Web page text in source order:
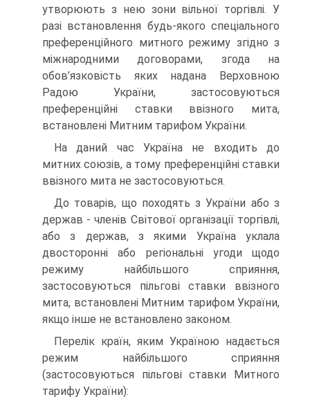
утворюють з нею зони вільної торгівлі. У
разі встановлення будь-якого спеціального
преференційного митного режиму згідно з
міжнародними договорами, згода на
обов’язковість яких надана Верховною
Радою України, застосовуються
преференційні ставки ввізного мита,
встановлені Митним тарифом України.
На даний час Україна не входить до
митних союзів, а тому преференційні ставки
ввізного мита не застосовуються.
До товарів, що походять з України або з
держав - членів Світової організації торгівлі,
або з дер­жав, з якими Україна уклала
двосторонні або регіональні угоди щодо
режиму найбільшого сприяння,
застосовуються пільгові ставки ввізного
мита, встановлені Митним тарифом України,
якщо інше не встановлено законом.
Перелік країн, яким Україною надається
режим найбільшого сприяння
(застосовуються пільгові ставки Митного
тарифу України):